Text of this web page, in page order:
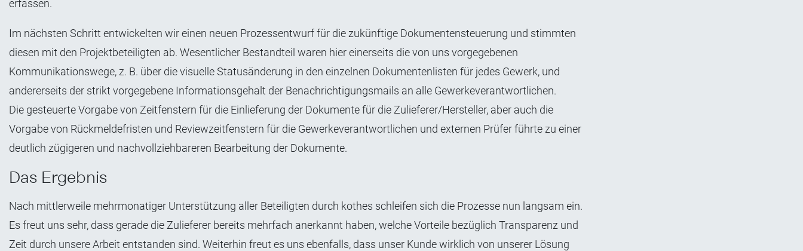
erfassen.
Im nächsten Schritt entwickelten wir einen neuen Prozessentwurf für die zukünftige Dokumentensteuerung und stimmten
diesen mit den Projektbeteiligten ab. Wesentlicher Bestandteil waren hier einerseits die von uns vorgegebenen
Kommunikationswege, z. B. über die visuelle Statusänderung in den einzelnen Dokumentenlisten für jedes Gewerk, und
andererseits der strikt vorgegebene Informationsgehalt der Benachrichtigungsmails an alle Gewerkeverantwortlichen.
Die gesteuerte Vorgabe von Zeitfenstern für die Einlieferung der Dokumente für die Zulieferer/Hersteller, aber auch die
Vorgabe von Rückmeldefristen und Reviewzeitfenstern für die Gewerkeverantwortlichen und externen Prüfer führte zu einer
deutlich zügigeren und nachvollziehbareren Bearbeitung der Dokumente.
Das Ergebnis
Nach mittlerweile mehrmonatiger Unterstützung aller Beteiligten durch kothes schleifen sich die Prozesse nun langsam ein.
Es freut uns sehr, dass gerade die Zulieferer bereits mehrfach anerkannt haben, welche Vorteile bezüglich Transparenz und
Zeit durch unsere Arbeit entstanden sind. Weiterhin freut es uns ebenfalls, dass unser Kunde wirklich von unserer Lösung